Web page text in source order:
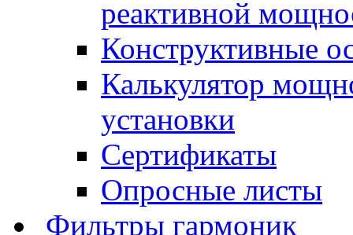
реактивной
Конструктивные
Калькулятор
установки
Сертификаты
Опросные листы
Фильтры гармоник